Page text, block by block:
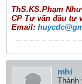
ThS.KS.Phạm
CP Tư vấn đầu tư
Email:
mhi
Thành